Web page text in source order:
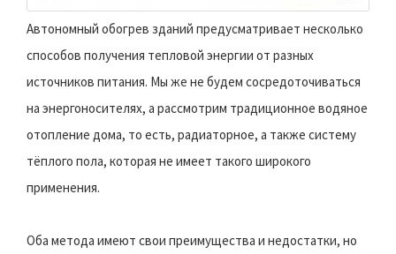
Автономный обогрев зданий предусматривает несколько
способов получения тепловой энергии от разных
источников питания. Мы же не будем сосредоточиваться
на энергоносителях, а рассмотрим традиционное водяное
отопление дома, то есть, радиаторное, а также систему
тёплого пола, которая не имеет такого широкого
применения.
Оба метода имеют свои преимущества и недостатки, но